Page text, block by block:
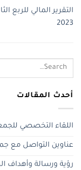
التقرير المالي للربع
2023
أحدث المقالات
اللقاء التخصصي
عناوين التواصل مع
رؤية ورسالة وأهداف